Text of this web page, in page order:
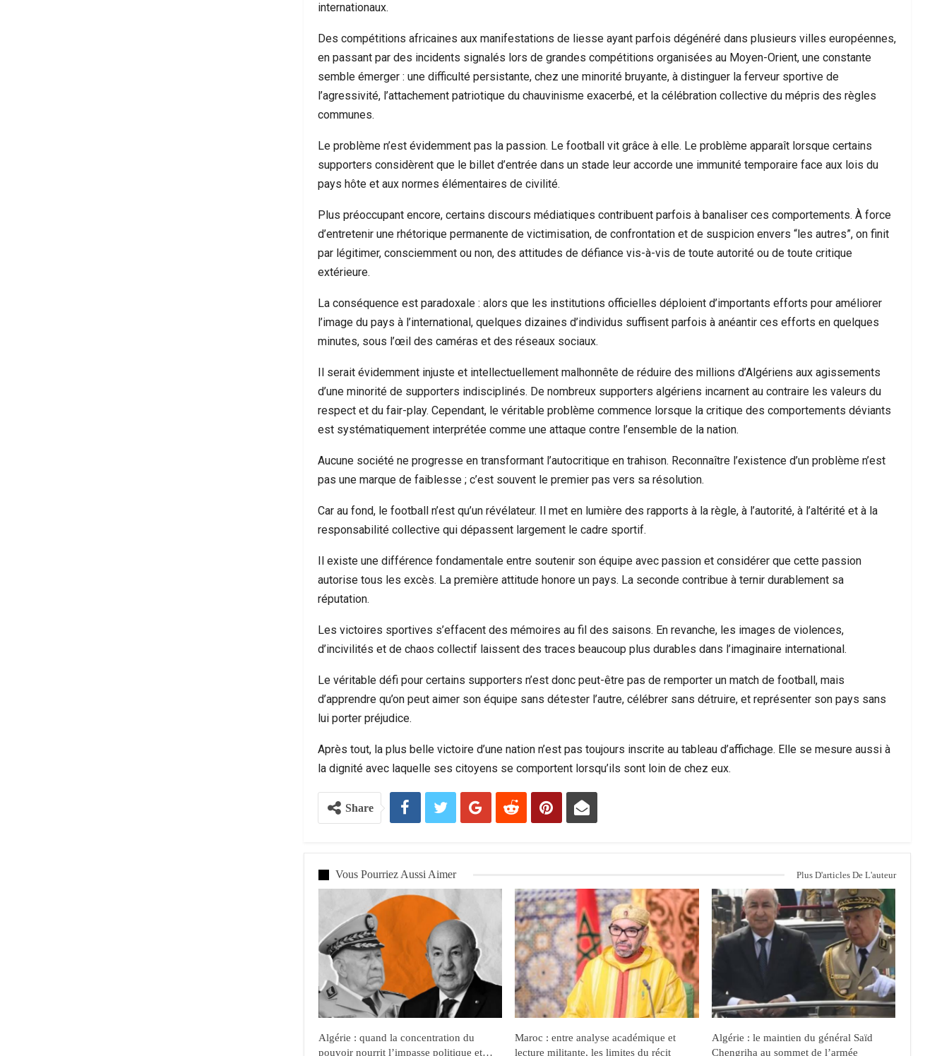
internationaux.
Des compétitions africaines aux manifestations de liesse ayant parfois dégénéré dans plusieurs villes européennes,
en passant par des incidents signalés lors de grandes compétitions organisées au Moyen-Orient, une constante
semble émerger : une difficulté persistante, chez une minorité bruyante, à distinguer la ferveur sportive de
l’agressivité, l’attachement patriotique du chauvinisme exacerbé, et la célébration collective du mépris des règles
communes.
Le problème n’est évidemment pas la passion. Le football vit grâce à elle. Le problème apparaît lorsque certains
supporters considèrent que le billet d’entrée dans un stade leur accorde une immunité temporaire face aux lois du
pays hôte et aux normes élémentaires de civilité.
Plus préoccupant encore, certains discours médiatiques contribuent parfois à banaliser ces comportements. À force
d’entretenir une rhétorique permanente de victimisation, de confrontation et de suspicion envers “les autres”, on finit
par légitimer, consciemment ou non, des attitudes de défiance vis-à-vis de toute autorité ou de toute critique
extérieure.
La conséquence est paradoxale : alors que les institutions officielles déploient d’importants efforts pour améliorer
l’image du pays à l’international, quelques dizaines d’individus suffisent parfois à anéantir ces efforts en quelques
minutes, sous l’œil des caméras et des réseaux sociaux.
Il serait évidemment injuste et intellectuellement malhonnête de réduire des millions d’Algériens aux agissements
d’une minorité de supporters indisciplinés. De nombreux supporters algériens incarnent au contraire les valeurs du
respect et du fair-play. Cependant, le véritable problème commence lorsque la critique des comportements déviants
est systématiquement interprétée comme une attaque contre l’ensemble de la nation.
Aucune société ne progresse en transformant l’autocritique en trahison. Reconnaître l’existence d’un problème n’est
pas une marque de faiblesse ; c’est souvent le premier pas vers sa résolution.
Car au fond, le football n’est qu’un révélateur. Il met en lumière des rapports à la règle, à l’autorité, à l’altérité et à la
responsabilité collective qui dépassent largement le cadre sportif.
Il existe une différence fondamentale entre soutenir son équipe avec passion et considérer que cette passion
autorise tous les excès. La première attitude honore un pays. La seconde contribue à ternir durablement sa
réputation.
Les victoires sportives s’effacent des mémoires au fil des saisons. En revanche, les images de violences,
d’incivilités et de chaos collectif laissent des traces beaucoup plus durables dans l’imaginaire international.
Le véritable défi pour certains supporters n’est donc peut-être pas de remporter un match de football, mais
d’apprendre qu’on peut aimer son équipe sans détester l’autre, célébrer sans détruire, et représenter son pays sans
lui porter préjudice.
Après tout, la plus belle victoire d’une nation n’est pas toujours inscrite au tableau d’affichage. Elle se mesure aussi à
la dignité avec laquelle ses citoyens se comportent lorsqu’ils sont loin de chez eux.
Share
Vous Pourriez Aussi Aimer Plus D'articles De L'auteur
Algérie : quand la concentration du
pouvoir nourrit l’impasse politique et…
Maroc : entre analyse académique et
lecture militante, les limites du récit
Algérie : le maintien du général Saïd
Chengriha au sommet de l’armée